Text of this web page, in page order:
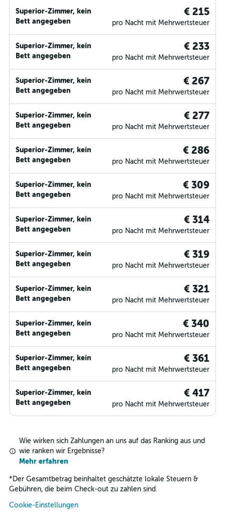
Superior-Zimmer, kein
Bett angegeben
€ 215
pro Nacht mit Mehrwertsteuer
Superior-Zimmer, kein
Bett angegeben
€ 233
pro Nacht mit Mehrwertsteuer
Superior-Zimmer, kein
Bett angegeben
€ 267
pro Nacht mit Mehrwertsteuer
Superior-Zimmer, kein
Bett angegeben
€ 277
pro Nacht mit Mehrwertsteuer
Superior-Zimmer, kein
Bett angegeben
€ 286
pro Nacht mit Mehrwertsteuer
Superior-Zimmer, kein
Bett angegeben
€ 309
pro Nacht mit Mehrwertsteuer
Superior-Zimmer, kein
Bett angegeben
€ 314
pro Nacht mit Mehrwertsteuer
Superior-Zimmer, kein
Bett angegeben
€ 319
pro Nacht mit Mehrwertsteuer
Superior-Zimmer, kein
Bett angegeben
€ 321
pro Nacht mit Mehrwertsteuer
Superior-Zimmer, kein
Bett angegeben
€ 340
pro Nacht mit Mehrwertsteuer
Superior-Zimmer, kein
Bett angegeben
€ 361
pro Nacht mit Mehrwertsteuer
Superior-Zimmer, kein
Bett angegeben
€ 417
pro Nacht mit Mehrwertsteuer
Wie wirken sich Zahlungen an uns auf das Ranking aus und
wie ranken wir Ergebnisse?
Mehr erfahren
* Der Gesamtbetrag beinhaltet geschätzte lokale Steuern &
Gebühren, die beim Check-out zu zahlen sind.
Cookie-Einstellungen